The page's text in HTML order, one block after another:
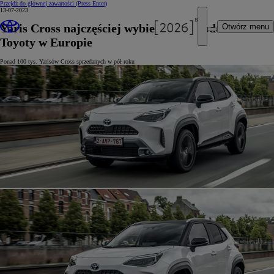
Przejdź do głównej zawartości (Press Enter)
Otwórz menu
13-07-2023
Yaris Cross najczęściej wybieranym modelem
Toyoty w Europie
Ponad 100 tys. Yarisów Cross sprzedanych w pół roku